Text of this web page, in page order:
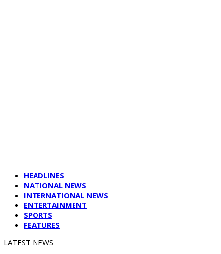
HEADLINES
NATIONAL NEWS
INTERNATIONAL NEWS
ENTERTAINMENT
SPORTS
FEATURES
LATEST NEWS